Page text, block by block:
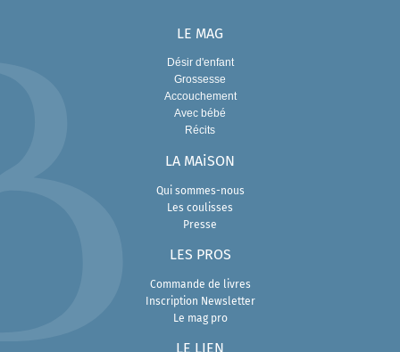
LE MAG
Désir d'enfant
Grossesse
Accouchement
Avec bébé
Récits
LA MAiSON
Qui sommes-nous
Les coulisses
Presse
LES PROS
Commande de livres
Inscription Newsletter
Le mag pro